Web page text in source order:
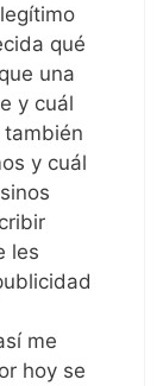
qué
una
y cuál
también
y cuál
les
me
hoy se